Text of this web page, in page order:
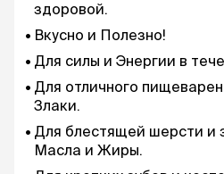
здоровой.
Вкусно и Полезно!
Для силы и Энергии в
Для отличного
Злаки.
Для блестящей шерсти и
Масла и Жиры.